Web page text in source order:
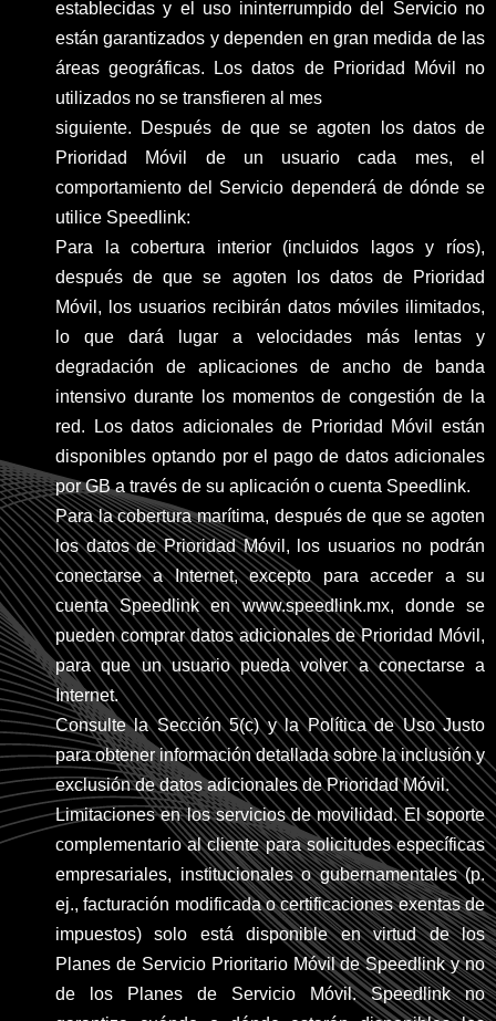
establecidas y el uso ininterrumpido del Servicio no
están garantizados y dependen en gran medida de las
áreas geográficas. Los datos de Prioridad Móvil no
utilizados no se transfieren al mes
siguiente. Después de que se agoten los datos de
Prioridad Móvil de un usuario cada mes, el
comportamiento del Servicio dependerá de dónde se
utilice Speedlink:
Para la cobertura interior (incluidos lagos y ríos),
después de que se agoten los datos de Prioridad
Móvil, los usuarios recibirán datos móviles ilimitados,
lo que dará lugar a velocidades más lentas y
degradación de aplicaciones de ancho de banda
intensivo durante los momentos de congestión de la
red. Los datos adicionales de Prioridad Móvil están
disponibles optando por el pago de datos adicionales
por GB a través de su aplicación o cuenta Speedlink.
Para la cobertura marítima, después de que se agoten
los datos de Prioridad Móvil, los usuarios no podrán
conectarse a Internet, excepto para acceder a su
cuenta Speedlink en www.speedlink.mx, donde se
pueden comprar datos adicionales de Prioridad Móvil,
para que un usuario pueda volver a conectarse a
Internet.
Consulte la Sección 5(c) y la Política de Uso Justo
para obtener información detallada sobre la inclusión y
exclusión de datos adicionales de Prioridad Móvil.
Limitaciones en los servicios de movilidad. El soporte
complementario al cliente para solicitudes específicas
empresariales, institucionales o gubernamentales (p.
ej., facturación modificada o certificaciones exentas de
impuestos) solo está disponible en virtud de los
Planes de Servicio Prioritario Móvil de Speedlink y no
de los Planes de Servicio Móvil. Speedlink no